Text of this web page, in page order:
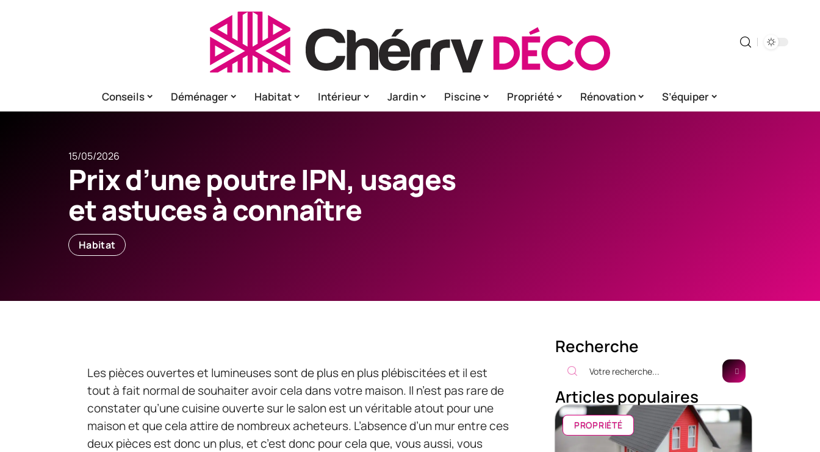
Conseils Déménager Habitat Intérieur Jardin Piscine Propriété Rénovation S’équiper
15/05/2026
Prix d’une poutre IPN, usages
et astuces à connaître
Habitat
Les pièces ouvertes et lumineuses sont de plus en plus plébiscitées et il est
tout à fait normal de souhaiter avoir cela dans votre maison. Il n’est pas rare de
constater qu’une cuisine ouverte sur le salon est un véritable atout pour une
maison et que cela attire de nombreux acheteurs. L’absence d’un mur entre ces
deux pièces est donc un plus, et c’est donc pour cela que, vous aussi, vous
Recherche
Articles populaires
PROPRIÉTÉ